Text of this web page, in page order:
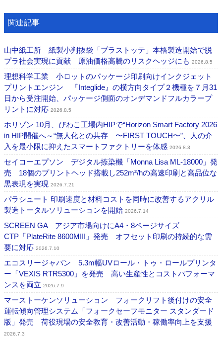
関連記事
山中紙工所 紙製小判抜袋「プラストッテ」本格製造開始で脱
プラ社会実現に貢献 原油価格高騰のリスクヘッジにも 2026.8.5
理想科学工業 小ロットのパッケージ印刷向けインクジェット
プリントエンジン 『Integlide』の横方向タイプ２機種を７月31
日から受注開始、パッケージ側面のオンデマンドフルカラープ
リントに対応 2026.8.5
ホリゾン 10月、びわこ工場内HIPで“Horizon Smart Factory 2026
in HIP開催へ～“無人化との共存 〜FIRST TOUCH〜”、人の介
入を最小限に抑えたスマートファクトリーを体感 2026.8.3
セイコーエプソン デジタル捺染機「Monna Lisa ML-18000」発
売 18個のプリントヘッド搭載し252m²/hの高速印刷と高品位な
黒表現を実現 2026.7.21
パラシュート 印刷速度と材料コストを同時に改善するアクリル
製造トータルソリューションを開始 2026.7.14
SCREEN GA アジア市場向けにA4・8ページサイズ
CTP「PlateRite 8600MIII」発売 オフセット印刷の持続的な需
要に対応 2026.7.10
エコスリージャパン 5.3m幅UVロール・トゥ・ロールプリンタ
ー「VEXIS RTR5300」を発売 高い生産性とコストパフォーマ
ンスを両立 2026.7.9
マーストーケンソリューション フォークリフト後付けの安全
運転傾向管理システム「フォークセーフモニター スタンダード
版」発売 荷役現場の安全教育・改善活動・稼働率向上を支援
2026.7.3